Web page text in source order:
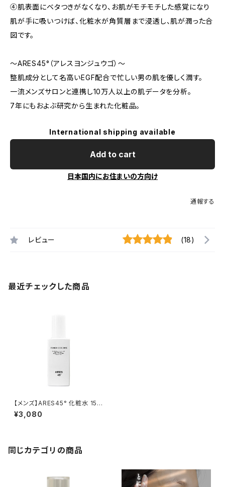
④肌表面にベタつきがなくなり、お肌がモチモチした感覚になり
肌が手に吸いつけば、化粧水が角質層まで浸透し、肌が潤った合
図です。
～ARES45°（アレスヨンジュウゴ）～
整肌成分として名高いEGF配合で忙しい男の肌を優しく潤す。
一流メンズサロンと連携し10万人以上の肌データを分析。
7年にもおよぶ研究から生まれた化粧品。
International shipping available
Add to cart
日本国内にお住まいの方向け
通報する
レビュー (18)
最近チェックした商品
【メンズ】ARES45° 化粧水 150
ml
¥3,080
同じカテゴリの商品